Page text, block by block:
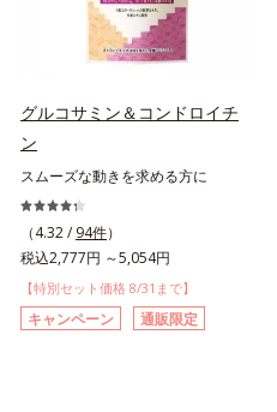
グルコサミン＆コンドロイチ
ン
スムーズな動きを求める方に
（4.32 / 94件）
税込2,777円 ～5,054円
【特別セット価格 8/31まで】
キャンペーン 通販限定